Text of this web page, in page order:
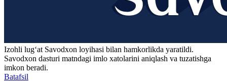
Izohli lugʻat Savodxon loyihasi bilan hamkorlikda yaratildi.
Savodxon dasturi matndagi imlo xatolarini aniqlash va tuzatishga
imkon beradi.
Batafsil